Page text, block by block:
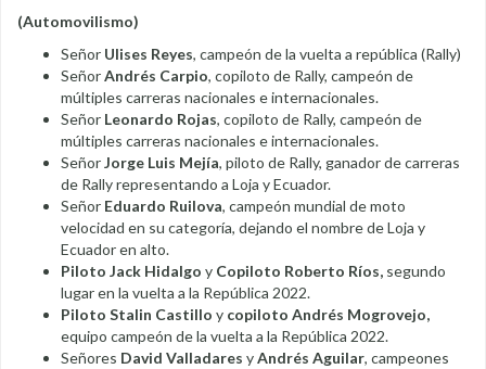
(Automovilismo)
Señor Ulises Reyes, campeón de la vuelta a república (Rally)
SeñorAndrés Carpio, copiloto de Rally, campeón de
múltiples carreras nacionales e internacionales.
Señor Leonardo Rojas, copiloto de Rally, campeón de
múltiples carreras nacionales e internacionales.
SeñorJorge Luis Mejía, piloto de Rally, ganador de carreras
de Rally representando a Loja y Ecuador.
Señor Eduardo Ruilova, campeón mundial de moto
velocidad en su categoría, dejando el nombre de Loja y
Ecuador en alto.
Piloto Jack Hidalgo y Copiloto Roberto Ríos, segundo
lugar en la vuelta a la República 2022.
Piloto Stalin Castillo y copiloto Andrés Mogrovejo,
equipo campeón de la vuelta a la República 2022.
Señores David Valladares yAndrés Aguilar, campeones